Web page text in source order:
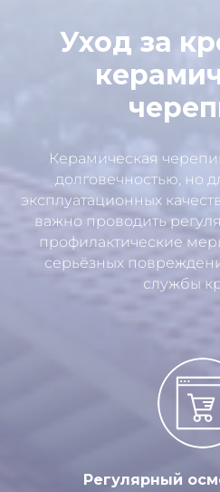
Уход за
Керамическая
долговечностью, но
эксплуатационных
важно проводить
профилактические
серьёзных
службы
Регулярный